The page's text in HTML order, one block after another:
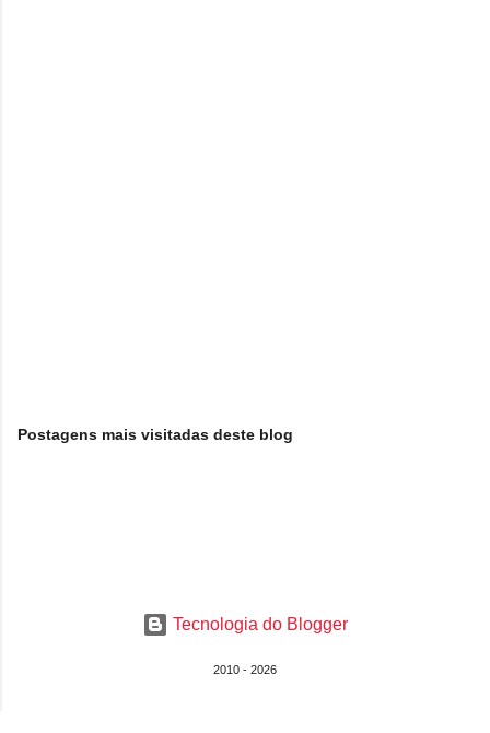
Postagens mais visitadas deste blog
Tecnologia do Blogger
2010 - 2026